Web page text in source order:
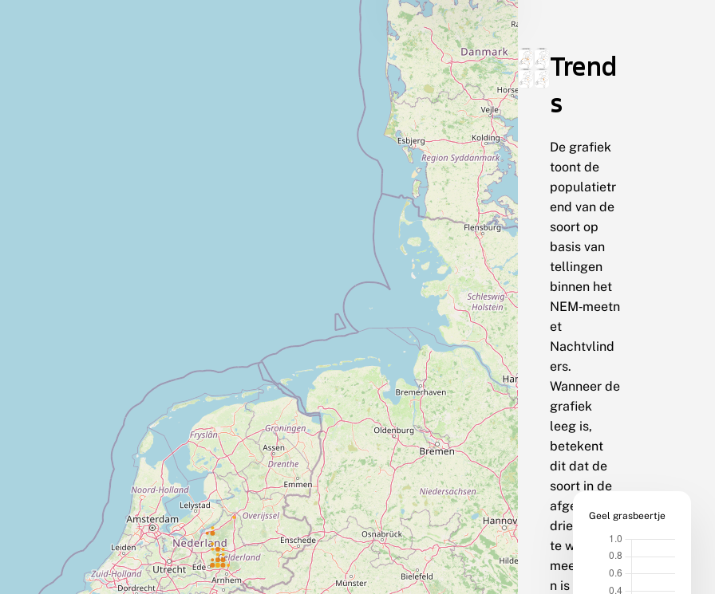
Trend
s
De grafiek
toont de
populatietr
end van de
soort op
basis van
tellingen
binnen het
NEM‑meetn
et
Nachtvlind
ers.
Wanneer de
grafiek
leeg is,
betekent
dit dat de
soort in de
afgelopen
drie jaar op
te weinig
meetpunte
n is
Geel grasbeertje